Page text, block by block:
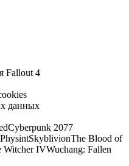
Fallout 4
данных
Cyberpunk 2077
PhysintSkyblivionThe Blood of
Witcher IVWuchang: Fallen